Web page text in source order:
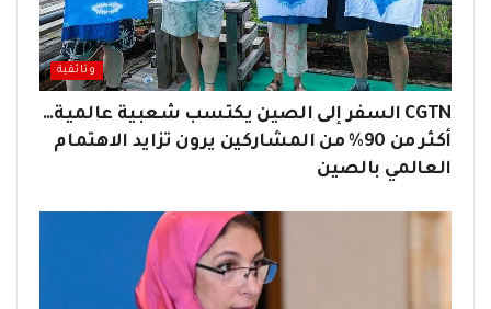
وثائقية
CGTN السفر إلى الصين يكتسب شعبية عالمية…
أكثر من 90% من المشاركين يرون تزايد الاهتمام
العالمي بالصين